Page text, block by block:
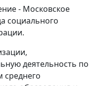
- Московское
социального
деятельность по